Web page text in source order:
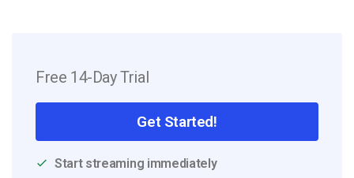
Free 14-Day Trial
Get Started!
Start streaming immediately